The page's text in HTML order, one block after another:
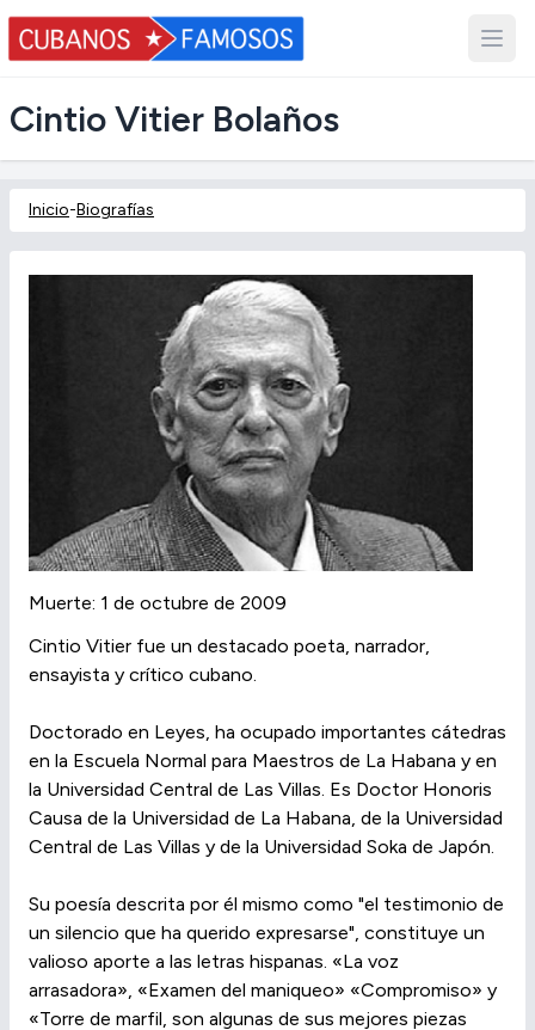
Cintio Vitier Bolaños
Inicio-Biografías
Muerte: 1 de octubre de 2009
Cintio Vitier fue un destacado poeta, narrador,
ensayista y crítico cubano.
Doctorado en Leyes, ha ocupado importantes cátedras
en la Escuela Normal para Maestros de La Habana y en
la Universidad Central de Las Villas. Es Doctor Honoris
Causa de la Universidad de La Habana, de la Universidad
Central de Las Villas y de la Universidad Soka de Japón.
Su poesía descrita por él mismo como "el testimonio de
un silencio que ha querido expresarse", constituye un
valioso aporte a las letras hispanas. «La voz
arrasadora», «Examen del maniqueo» «Compromiso» y
«Torre de marfil, son algunas de sus mejores piezas